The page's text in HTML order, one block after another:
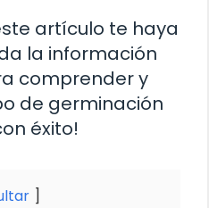
artículo te haya
la información
comprender y
de germinación
éxito!